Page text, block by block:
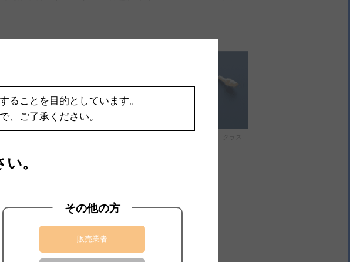
ることを目的としています。
、ご了承ください。
。
その他の方
販売業者
販売名：温度モニターセンサー 医療機器届出番号：27B1X00040000130 クラスⅠ
いいただけます。